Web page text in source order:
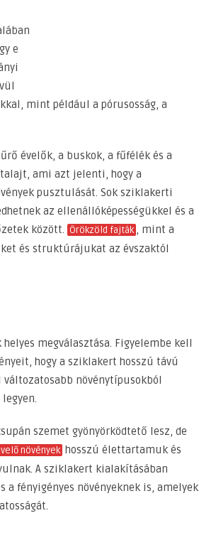
e
mint például a pórusosság, a
évelők, a buskok, a fűfélék és a
ami azt jelenti, hogy a
pusztulását. Sok sziklakerti
az ellenállóképességükkel és a
között. Örökzöld fajták , mint a
és struktúrájukat az évszaktól
megválasztása. Figyelembe kell
hogy a sziklakert hosszú távú
növénytípusokból
szemet gyönyörködtető lesz, de
növények hosszú élettartamuk és
A sziklakert kialakításában
a fényigényes növényeknek is, amelyek